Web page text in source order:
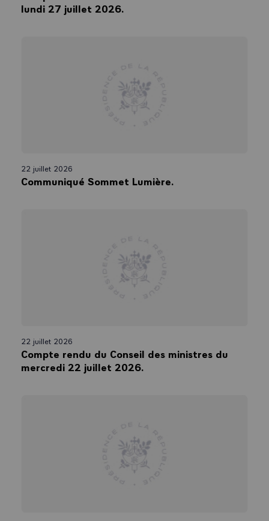
lundi 27 juillet 2026.
22 juillet 2026
Communiqué Sommet Lumière.
22 juillet 2026
Compte rendu du Conseil des ministres du
mercredi 22 juillet 2026.